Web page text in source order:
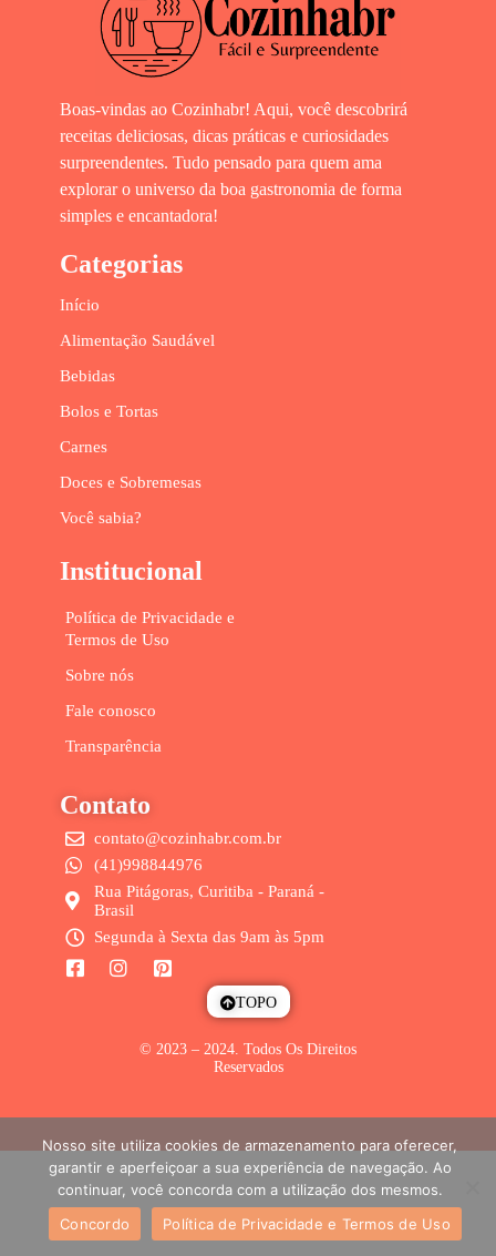
Boas-vindas ao Cozinhabr! Aqui, você descobrirá
receitas deliciosas, dicas práticas e curiosidades
surpreendentes. Tudo pensado para quem ama
explorar o universo da boa gastronomia de forma
simples e encantadora!
Categorias
Início
Alimentação Saudável
Bebidas
Bolos e Tortas
Carnes
Doces e Sobremesas
Você sabia?
Institucional
Política de Privacidade e
Termos de Uso
Sobre nós
Fale conosco
Transparência
Contato
contato@cozinhabr.com.br
(41)998844976
Rua Pitágoras, Curitiba - Paraná -
Brasil
Segunda à Sexta das 9am às 5pm
TOPO
© 2023 – 2024. Todos Os Direitos
Reservados
Nosso site utiliza cookies de armazenamento para oferecer,
garantir e aperfeiçoar a sua experiência de navegação. Ao
continuar, você concorda com a utilização dos mesmos.
Concordo
Política de Privacidade e Termos de Uso